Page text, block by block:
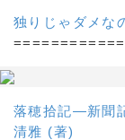
独りじゃダメな
落穂拾記―新聞
清雅 (著)